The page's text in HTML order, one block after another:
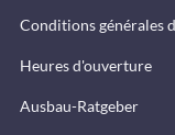
Conditions générales
Heures d'ouverture
Ausbau-Ratgeber